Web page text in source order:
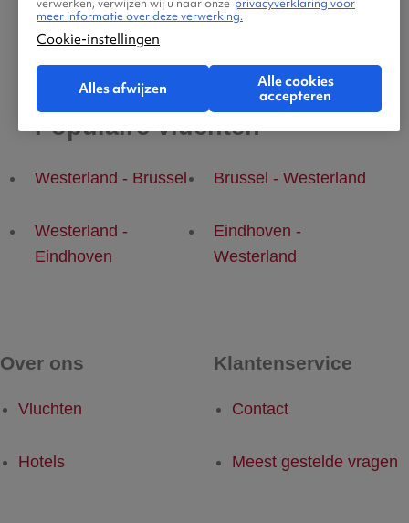
Populaire vluchten
Westerland - Brussel Brussel - Westerland
Westerland -
Eindhoven
Eindhoven -
Westerland
Over ons
Vluchten
Hotels
Klantenservice
Contact
Meest gestelde vragen
verwerken, verwijzen wij u naar onze privacyverklaring voor
meer informatie over deze verwerking.
Cookie-instellingen
Alles afwijzen
Alle cookies
accepteren